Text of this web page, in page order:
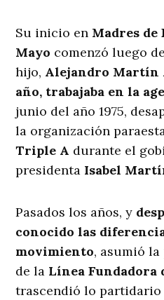
Su inicio en Madres de
Mayo comenzó luego
hijo, Alejandro Martín
año, trabajaba en la
junio del año 1975,
la organización
Triple A durante el
presidenta Isabel
Pasados los años, y
conocido las
movimiento, asumió la
de la Línea Fundadora
trascendió lo partidario